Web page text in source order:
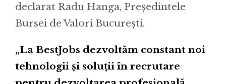
declarat Radu Hanga, Președintele
Bursei de Valori București.
„La BestJobs dezvoltăm constant noi
tehnologii și soluții în recrutare